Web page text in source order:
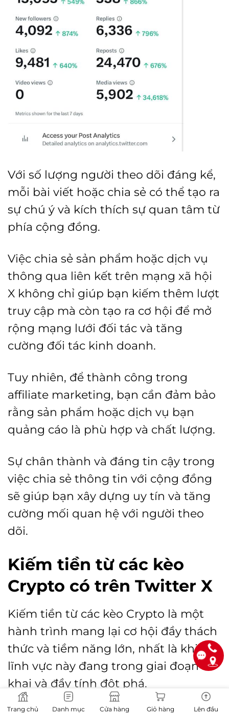
Với số lượng người theo dõi đáng kể,
mỗi bài viết hoặc chia sẻ có thể tạo ra
sự chú ý và kích thích sự quan tâm từ
phía cộng đồng.
Việc chia sẻ sản phẩm hoặc dịch vụ
thông qua liên kết trên mạng xã hội
X không chỉ giúp bạn kiếm thêm lượt
truy cập mà còn tạo ra cơ hội để mở
rộng mạng lưới đối tác và tăng
cường đối tác kinh doanh.
Tuy nhiên, để thành công trong
affiliate marketing, bạn cần đảm bảo
rằng sản phẩm hoặc dịch vụ bạn
quảng cáo là phù hợp và chất lượng.
Sự chân thành và đáng tin cậy trong
việc chia sẻ thông tin với cộng đồng
sẽ giúp bạn xây dựng uy tín và tăng
cường mối quan hệ với người theo
dõi.
Kiếm tiền từ các kèo
Crypto có trên Twitter X
Kiếm tiền từ các kèo Crypto là một
hành trình mang lại cơ hội đầy thách
thức và tiềm năng lớn, nhất là khi
lĩnh vực này đang trong giai đoạn sơ
khai và đầy tính đột phá.
Trang chủ Danh mục Cửa hàng Giỏ hàng Lên đầu